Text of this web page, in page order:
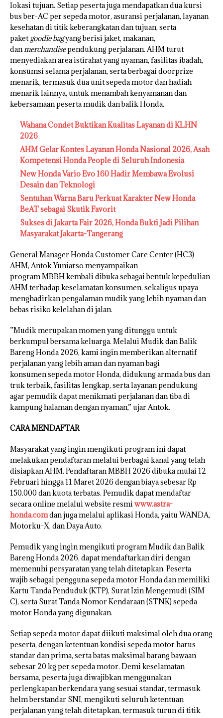
lokasi tujuan. Setiap peserta juga mendapatkan dua kursi
bus ber-AC per sepeda motor, asuransi perjalanan, layanan
kesehatan di titik keberangkatan dan tujuan, serta
paket goodie bagyang berisi jaket, makanan,
danmerchandisependukung perjalanan. AHM turut
menyediakan area istirahat yang nyaman, fasilitas ibadah,
konsumsi selama perjalanan, serta berbagai doorprize
menarik, termasuk dua unit sepeda motor dan hadiah
menarik lainnya, untuk menambah kenyamanan dan
kebersamaan peserta mudik dan balik Honda.
Wahana Condet Buktikan Kualitas Layanan di KLHN
2026
AHM Gelar Kontes Layanan Honda Nasional 2026, Asah
Kompetensi Honda People di Seluruh Indonesia
New Honda Vario Evo 160 Hadir Membawa Evolusi
Desain dan Teknologi
Sentuhan Warna Baru Perkuat Karakter New Honda
BeAT sebagai Skutik Favorit
Sukses di Jakarta Fair 2026, Honda Bukti Jadi Pilihan
Masyarakat Jakarta-Tangerang
General Manager Honda Customer Care Center (HC3)
AHM, Antok Yuniarso menyampaikan
program MBBH kembali dibuka sebagai bentuk kepedulian
AHM terhadap keselamatan konsumen, sekaligus upaya
menghadirkan pengalaman mudik yang lebih nyaman dan
bebas risiko kelelahan di jalan.
”Mudik merupakan momen yang ditunggu untuk
berkumpul bersama keluarga. Melalui Mudik dan Balik
Bareng Honda 2026, kami ingin memberikan alternatif
perjalanan yang lebih aman dan nyaman bagi
konsumen sepeda motor Honda, didukung armada bus dan
truk terbaik, fasilitas lengkap, serta layanan pendukung
agar pemudik dapat menikmati perjalanan dan tiba di
kampung halaman dengan nyaman,” ujar Antok.
CARA MENDAFTAR
Masyarakat yang ingin mengikuti program ini dapat
melakukan pendaftaran melalui berbagai kanal yang telah
disiapkan AHM. Pendaftaran MBBH 2026 dibuka mulai 12
Februari hingga 11 Maret 2026 dengan biaya sebesar Rp
150.000 dan kuota terbatas. Pemudik dapat mendaftar
secara online melalui website resmiwww.astra-
honda.comdan juga melalui aplikasi Honda, yaitu WANDA,
Motorku-X, dan Daya Auto.
Pemudik yang ingin mengikuti program Mudik dan Balik
Bareng Honda 2026, dapat mendaftarkan diri dengan
memenuhi persyaratan yang telah ditetapkan. Peserta
wajib sebagai pengguna sepeda motor Honda dan memiliki
Kartu Tanda Penduduk (KTP), Surat Izin Mengemudi (SIM
C), serta Surat Tanda Nomor Kendaraan (STNK) sepeda
motor Honda yang digunakan.
Setiap sepeda motor dapat diikuti maksimal oleh dua orang
peserta, dengan ketentuan kondisi sepeda motor harus
standar dan prima, serta batas maksimal barang bawaan
sebesar 20 kg per sepeda motor. Demi keselamatan
bersama, peserta juga diwajibkan menggunakan
perlengkapan berkendara yang sesuai standar, termasuk
helm berstandar SNI, mengikuti seluruh ketentuan
perjalanan yang telah ditetapkan, termasuk turun di titik